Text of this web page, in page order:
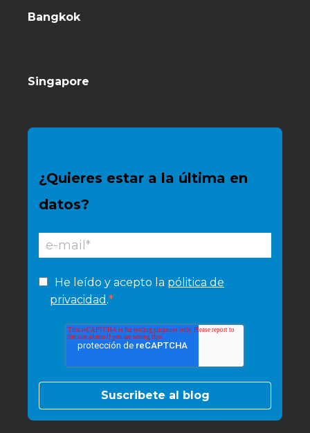
Bangkok
Singapore
¿Quieres estar a la última en
datos?
He leído y acepto la pólitica de
privacidad .*